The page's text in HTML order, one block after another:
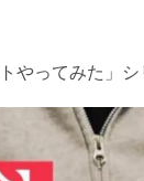
やってみた」シ